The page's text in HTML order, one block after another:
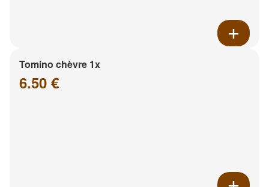
Tomino chèvre 1x
6.50 €